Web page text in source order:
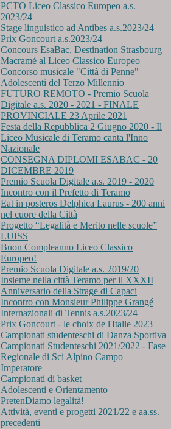
PCTO Liceo Classico Europeo a.s.
2023/24
Stage linguistico ad Antibes a.s.2023/24
Prix Goncourt a.s.2023/24
Concours EsaBac, Destination Strasbourg
Macramé al Liceo Classico Europeo
Concorso musicale "Città di Penne"
Adolescenti del Terzo Millennio
FUTURO REMOTO - Premio Scuola
Digitale a.s. 2020 - 2021 - FINALE
PROVINCIALE 23 Aprile 2021
Festa della Repubblica 2 Giugno 2020 - Il
Liceo Musicale di Teramo canta l'Inno
Nazionale
CONSEGNA DIPLOMI ESABAC - 20
DICEMBRE 2019
Premio Scuola Digitale a.s. 2019 - 2020
Incontro con il Prefetto di Teramo
Eat in posteros Delphica Laurus - 200 anni
nel cuore della Città
Progetto “Legalità e Merito nelle scuole”
LUISS
Buon Compleanno Liceo Classico
Europeo!
Premio Scuola Digitale a.s. 2019/20
Insieme nella città Teramo per il XXXII
Anniversario della Strage di Capaci
Incontro con Monsieur Philippe Grangé
Internazionali di Tennis a.s.2023/24
Prix Goncourt - le choix de l'Italie 2023
Campionati studenteschi di Danza Sportiva
Campionati Studenteschi 2021/2022 - Fase
Regionale di Sci Alpino Campo
Imperatore
Campionati di basket
Adolescenti e Orientamento
PretenDiamo legalità!
Attività, eventi e progetti 2021/22 e aa.ss.
precedenti